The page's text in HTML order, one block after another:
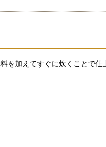
を加えてすぐに炊くことで仕